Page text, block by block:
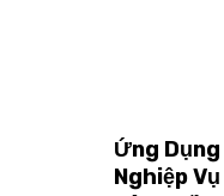
Ứng
Nghiệp